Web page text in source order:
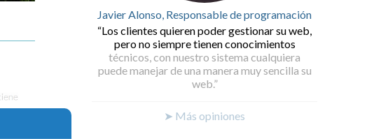
Javier Alonso, Responsable de programación
Los clientes quieren poder gestionar su web,
pero no siempre tienen conocimientos
técnicos, con nuestro sistema cualquiera
puede manejar de una manera muy sencilla su
web.
➤ Más opiniones